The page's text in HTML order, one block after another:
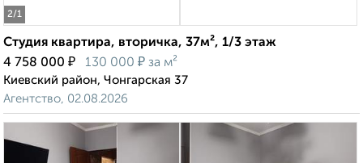
2/1
Студия квартира, вторичка, 37м², 1/3 этаж
4 758 000 ₽ 130 000 ₽ за м²
Киевский район, Чонгарская 37
Агентство, 02.08.2026